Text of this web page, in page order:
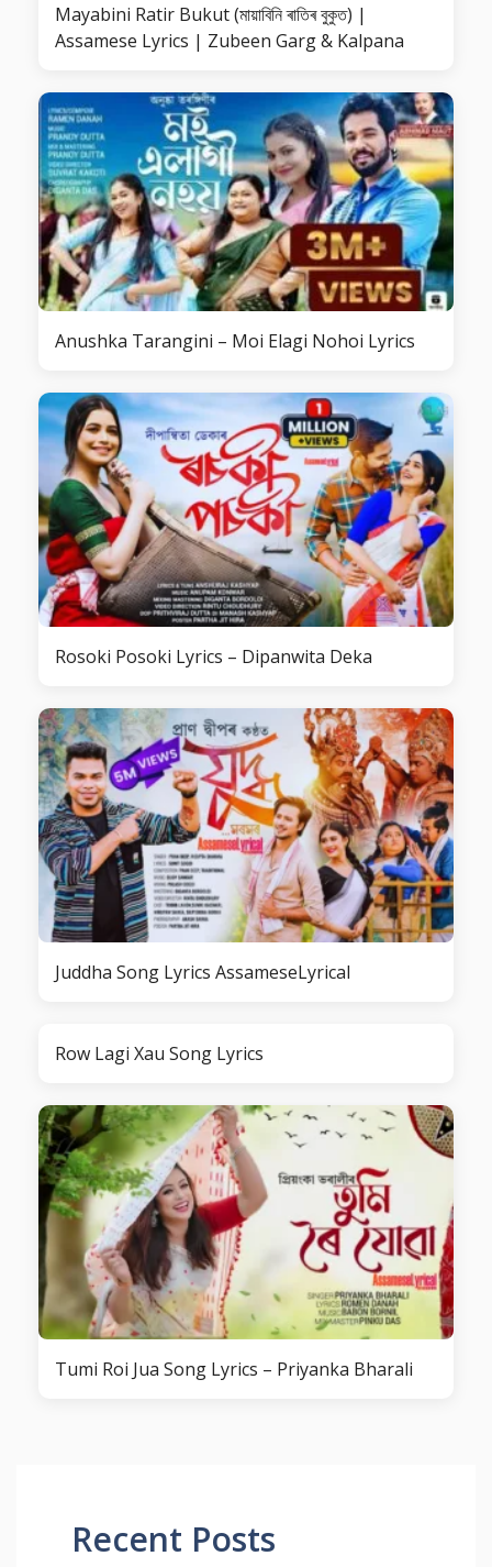
Mayabini Ratir Bukut (মায়াবিনি ৰাতিৰ বুকুত) |
Assamese Lyrics | Zubeen Garg & Kalpana
Anushka Tarangini – Moi Elagi Nohoi Lyrics
Rosoki Posoki Lyrics – Dipanwita Deka
Juddha Song Lyrics AssameseLyrical
Row Lagi Xau Song Lyrics
Tumi Roi Jua Song Lyrics – Priyanka Bharali
Recent Posts